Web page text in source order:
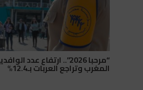
“مرحبا 2026”.. ارتفاع عدد
المغرب وتراجع العربات بـ12.4%